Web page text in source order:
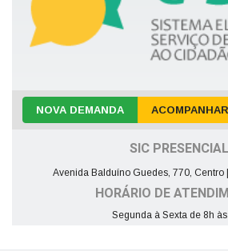
NOVA DEMANDA
SIC PRESENCIAL
Avenida Balduíno Guedes, 770, Centro
HORÁRIO DE
Segunda à Sexta de 8h